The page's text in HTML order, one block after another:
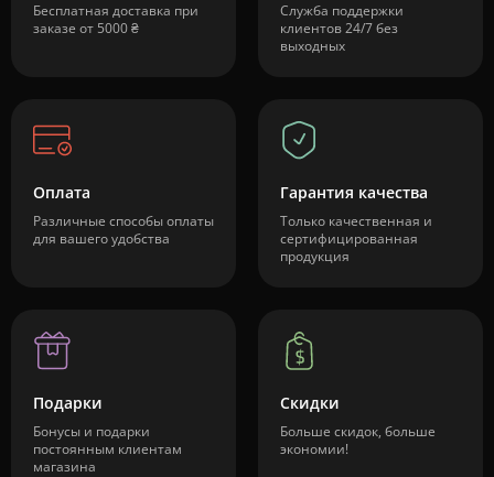
Бесплатная доставка при
заказе от 5000 ₴
Служба поддержки
клиентов 24/7 без
выходных
Оплата
Различные способы оплаты
для вашего удобства
Гарантия качества
Только качественная и
сертифицированная
продукция
Подарки
Бонусы и подарки
постоянным клиентам
магазина
Скидки
Больше скидок, больше
экономии!